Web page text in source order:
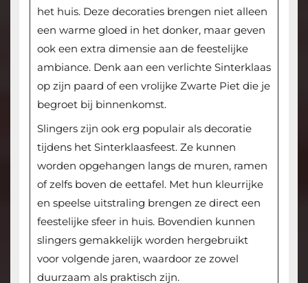
het huis. Deze decoraties brengen niet alleen
een warme gloed in het donker, maar geven
ook een extra dimensie aan de feestelijke
ambiance. Denk aan een verlichte Sinterklaas
op zijn paard of een vrolijke Zwarte Piet die je
begroet bij binnenkomst.
Slingers zijn ook erg populair als decoratie
tijdens het Sinterklaasfeest. Ze kunnen
worden opgehangen langs de muren, ramen
of zelfs boven de eettafel. Met hun kleurrijke
en speelse uitstraling brengen ze direct een
feestelijke sfeer in huis. Bovendien kunnen
slingers gemakkelijk worden hergebruikt
voor volgende jaren, waardoor ze zowel
duurzaam als praktisch zijn.